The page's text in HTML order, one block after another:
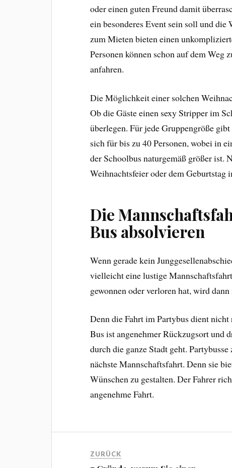
oder einen guten Freund damit
ein besonderes Event sein soll und
zum Mieten bieten einen
Personen können schon auf dem Weg
anfahren.
Die Möglichkeit einer solchen
Ob die Gäste einen sexy Stripper im
überlegen. Für jede Gruppengröße
sich für bis zu 40 Personen, wobei in
der Schoolbus naturgemäß größer
Weihnachtsfeier oder dem Geburtstag
Die
Bus absolvieren
Wenn gerade kein
vielleicht eine lustige
gewonnen oder verloren hat, wird
Denn die Fahrt im Partybus dient
Bus ist angenehmer Rückzugsort und
durch die ganze Stadt geht.
nächste Mannschaftsfahrt. Denn sie
Wünschen zu gestalten. Der Fahrer
angenehme Fahrt.
ZURÜCK